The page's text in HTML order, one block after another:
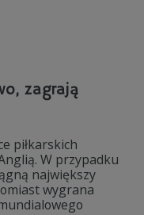
zagrają
piłkarskich
W przypadku
największy
wygrana